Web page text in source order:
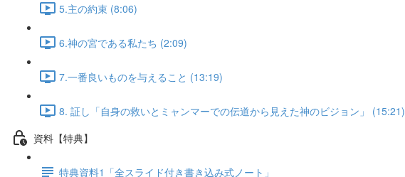
5.主の約束 (8:06)
6.神の宮である私たち (2:09)
7.一番良いものを与えること (13:19)
8. 証し「自身の救いとミャンマーでの伝道から見えた神のビジョン」 (15:21)
資料【特典】
特典資料1「全スライド付き書き込み式ノート」